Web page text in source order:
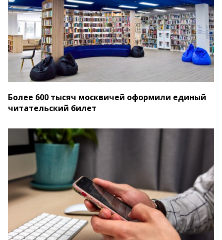
Более 600 тысяч москвичей оформили единый
читательский билет